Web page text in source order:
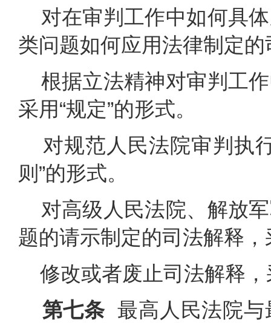
对在审判工作中如何具
类问题如何应用法律制定的
根据立法精神对审判工
采用“规定”的形式。
对规范人民法院审判执
则”的形式。
对高级人民法院、解放
题的请示制定的司法解释，
修改或者废止司法解释，
第七条 最高人民法院